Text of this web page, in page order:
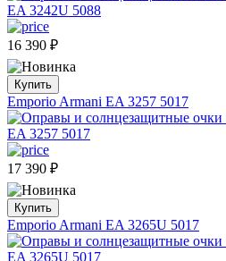
16 390 ₽
Купить
Emporio Armani EA 3257 5017
17 390 ₽
Купить
Emporio Armani EA 3265U 5017